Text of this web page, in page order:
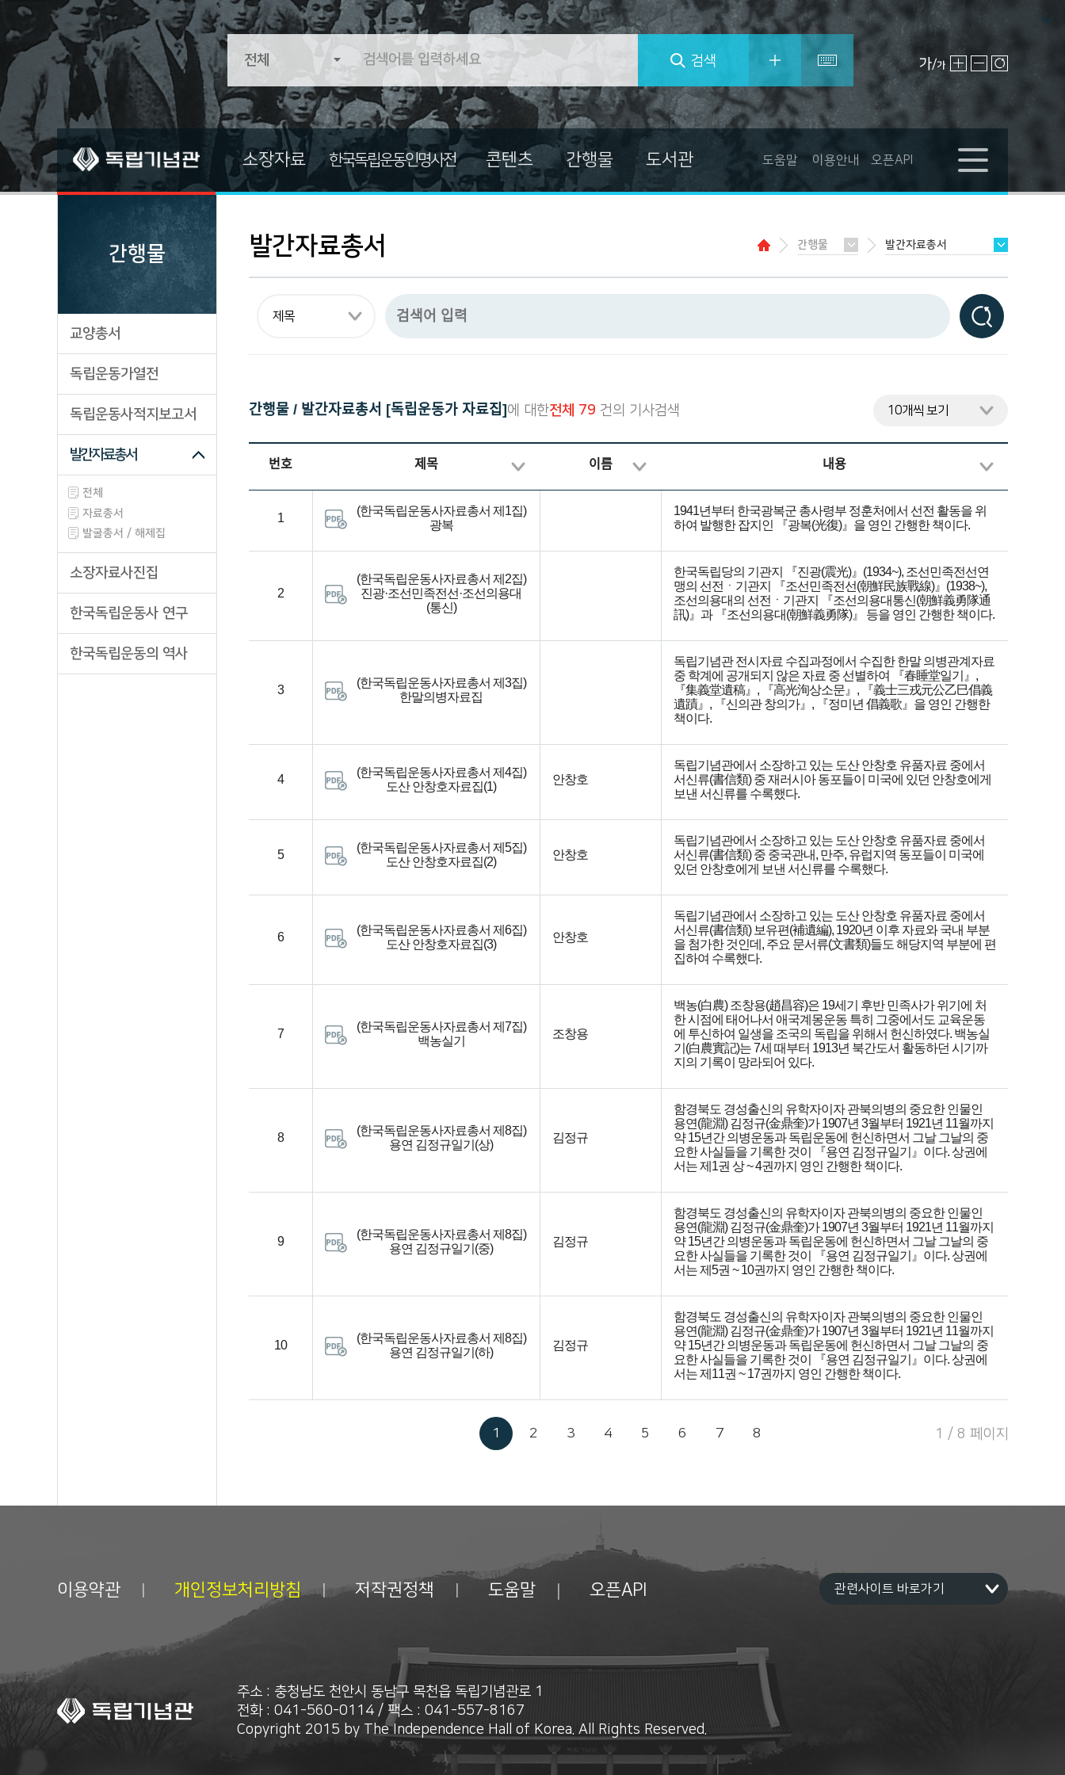
검색
소장자료
소장자료
문서류
문화/예술/종교
생활류
산업/생업류
과학/기술류
동영상류
사진/필름류
기증자료
한국독립운동인명사전 콘텐츠
미주흥사단
신문자료
의병자료
대한인국민회
간행물
발간자료총서
한국독립운동사 연구
도서관 도움말 이용안내 오픈API
간행물
교양총서
독립운동가열전
독립운동사적지보고서
발간자료총서
전체
자료총서
발굴총서 / 해제집
소장자료사진집
한국독립운동사 연구
한국독립운동의 역사
발간자료총서
간행물 / 발간자료총서 [독립운동가 자료집] 에 대한전체 79 건의 기사검색
번호 제목 이름 내용
1
(한국독립운동사자료총서 제1집)
광복
1941년부터 한국광복군 총사령부 정훈처에서 선전 활동을 위
하여 발행한 잡지인 『광복(光復)』을 영인 간행한 책이다.
2
(한국독립운동사자료총서 제2집)
진광·조선민족전선·조선의용대
(통신)
한국독립당의 기관지 『진광(震光)』(1934~), 조선민족전선연
맹의 선전ㆍ기관지 『조선민족전선(朝鮮民族戰線)』(1938~),
조선의용대의 선전ㆍ기관지 『조선의용대통신(朝鮮義勇隊通
訊)』과 『조선의용대(朝鮮義勇隊)』 등을 영인 간행한 책이다.
3
(한국독립운동사자료총서 제3집)
한말의병자료집
독립기념관 전시자료 수집과정에서 수집한 한말 의병관계자료
중 학계에 공개되지 않은 자료 중 선별하여 『春睡堂일기』,
『集義堂遺稿』, 『高光洵상소문』, 『義士三戎元公乙巳倡義
遺蹟』, 『신의관 창의가』, 『정미년 倡義歌』을 영인 간행한
책이다.
4
(한국독립운동사자료총서 제4집)
도산 안창호자료집(1)
안창호
독립기념관에서 소장하고 있는 도산 안창호 유품자료 중에서
서신류(書信類) 중 재러시아 동포들이 미국에 있던 안창호에게
보낸 서신류를 수록했다.
5
(한국독립운동사자료총서 제5집)
도산 안창호자료집(2)
안창호
독립기념관에서 소장하고 있는 도산 안창호 유품자료 중에서
서신류(書信類) 중 중국관내, 만주, 유럽지역 동포들이 미국에
있던 안창호에게 보낸 서신류를 수록했다.
6
(한국독립운동사자료총서 제6집)
도산 안창호자료집(3)
안창호
독립기념관에서 소장하고 있는 도산 안창호 유품자료 중에서
서신류(書信類) 보유편(補遺編), 1920년 이후 자료와 국내 부분
을 첨가한 것인데, 주요 문서류(文書類)들도 해당지역 부분에 편
집하여 수록했다.
7
(한국독립운동사자료총서 제7집)
백농실기
조창용
백농(白農) 조창용(趙昌容)은 19세기 후반 민족사가 위기에 처
한 시점에 태어나서 애국계몽운동 특히 그중에서도 교육운동
에 투신하여 일생을 조국의 독립을 위해서 헌신하였다. 백농실
기(白農實記)는 7세 때부터 1913년 북간도서 활동하던 시기까
지의 기록이 망라되어 있다.
8
(한국독립운동사자료총서 제8집)
용연 김정규일기(상)
김정규
함경북도 경성출신의 유학자이자 관북의병의 중요한 인물인
용연(龍淵) 김정규(金鼎奎)가 1907년 3월부터 1921년 11월까지
약 15년간 의병운동과 독립운동에 헌신하면서 그날 그날의 중
요한 사실들을 기록한 것이 『용연 김정규일기』이다. 상권에
서는 제1권 상 ~ 4권까지 영인 간행한 책이다.
9
(한국독립운동사자료총서 제8집)
용연 김정규일기(중)
김정규
함경북도 경성출신의 유학자이자 관북의병의 중요한 인물인
용연(龍淵) 김정규(金鼎奎)가 1907년 3월부터 1921년 11월까지
약 15년간 의병운동과 독립운동에 헌신하면서 그날 그날의 중
요한 사실들을 기록한 것이 『용연 김정규일기』이다. 상권에
서는 제5권 ~ 10권까지 영인 간행한 책이다.
10
(한국독립운동사자료총서 제8집)
용연 김정규일기(하)
김정규
함경북도 경성출신의 유학자이자 관북의병의 중요한 인물인
용연(龍淵) 김정규(金鼎奎)가 1907년 3월부터 1921년 11월까지
약 15년간 의병운동과 독립운동에 헌신하면서 그날 그날의 중
요한 사실들을 기록한 것이 『용연 김정규일기』이다. 상권에
서는 제11권 ~ 17권까지 영인 간행한 책이다.
1 2 3 4 5 6 7 8 1 / 8 페이지
이용약관 개인정보처리방침 저작권정책 도움말 오픈API
주소 : 충청남도 천안시 동남구 목천읍 독립기념관로 1
전화 : 041-560-0114 / 팩스 : 041-557-8167
Copyright 2015 by The Independence Hall of Korea. All Rights Reserved.